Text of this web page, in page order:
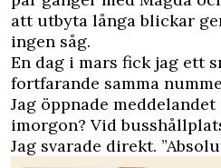
att utbyta långa blickar
ingen såg.
En dag i mars fick jag ett
fortfarande samma
Jag öppnade meddelandet
imorgon? Vid
Jag svarade direkt.